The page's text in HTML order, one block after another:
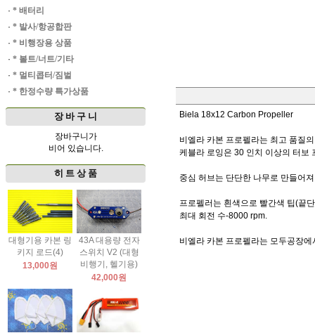
· * 배터리
· * 발사/항공합판
· * 비행장용 상품
· * 볼트/너트/기타
· * 멀티콥터/짐벌
· * 한정수량 특가상품
장 바 구 니
장바구니가
비어 있습니다.
히 트 상 품
대형기용 카본 링
키지 로드(4)
13,000원
43A 대용량 전자
스위치 V2 (대형
비행기, 헬기용)
42,000원
Biela 18x12 Carbon Propeller
비엘라 카본 프로펠라는 최고 품질
케블라 로잉은 30 인치 이상의 터보
중심 허브는 단단한 나무로 만들어
프로펠러는 흰색으로 빨간색 팁(끝
최대 회전 수-8000 rpm.
비엘라 카본 프로펠라는 모두공장